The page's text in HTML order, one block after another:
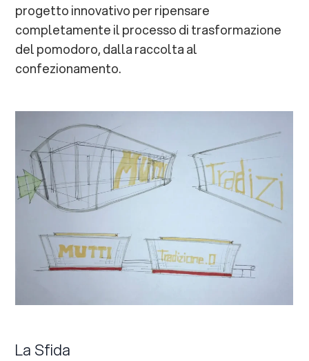
progetto innovativo per ripensare
completamente il processo di trasformazione
del pomodoro, dalla raccolta al
confezionamento.
La Sfida